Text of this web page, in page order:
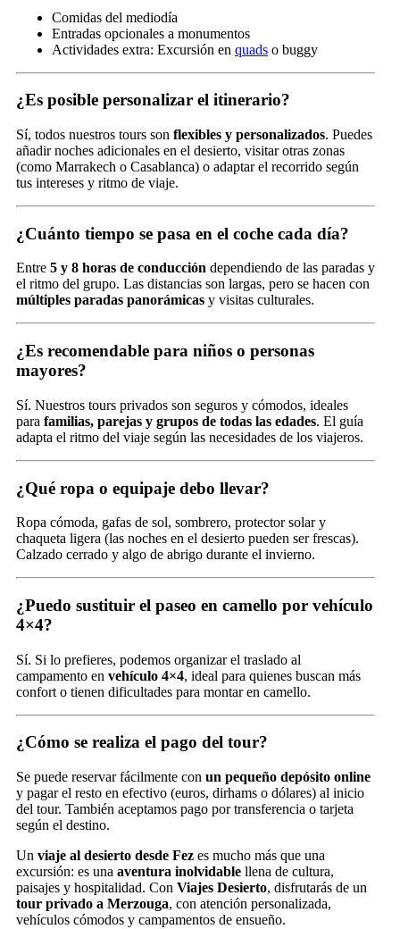
Comidas del mediodía
Entradas opcionales a monumentos
Actividades extra: Excursión en quads o buggy
¿Es posible personalizar el itinerario?
Sí, todos nuestros tours son flexibles y personalizados. Puedes
añadir noches adicionales en el desierto, visitar otras zonas
(como Marrakech o Casablanca) o adaptar el recorrido según
tus intereses y ritmo de viaje.
¿Cuánto tiempo se pasa en el coche cada día?
Entre 5 y 8 horas de conducción dependiendo de las paradas y
el ritmo del grupo. Las distancias son largas, pero se hacen con
múltiples paradas panorámicas y visitas culturales.
¿Es recomendable para niños o personas
mayores?
Sí. Nuestros tours privados son seguros y cómodos, ideales
para familias, parejas y grupos de todas las edades. El guía
adapta el ritmo del viaje según las necesidades de los viajeros.
¿Qué ropa o equipaje debo llevar?
Ropa cómoda, gafas de sol, sombrero, protector solar y
chaqueta ligera (las noches en el desierto pueden ser frescas).
Calzado cerrado y algo de abrigo durante el invierno.
¿Puedo sustituir el paseo en camello por vehículo
4×4?
Sí. Si lo prefieres, podemos organizar el traslado al
campamento en vehículo 4×4, ideal para quienes buscan más
confort o tienen dificultades para montar en camello.
¿Cómo se realiza el pago del tour?
Se puede reservar fácilmente con un pequeño depósito online
y pagar el resto en efectivo (euros, dirhams o dólares) al inicio
del tour. También aceptamos pago por transferencia o tarjeta
según el destino.
Un viaje al desierto desde Fez es mucho más que una
excursión: es una aventura inolvidable llena de cultura,
paisajes y hospitalidad. Con Viajes Desierto, disfrutarás de un
tour privado a Merzouga, con atención personalizada,
vehículos cómodos y campamentos de ensueño.